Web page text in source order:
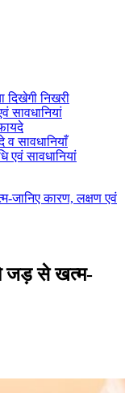
दिखेगी निखरी
सावधानियां
सावधानियाँ
एवं सावधानियां
जानिए कारण, लक्षण एवं
जड़ से खत्म-